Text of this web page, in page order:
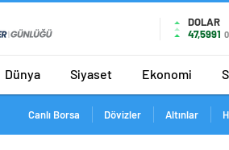
DOLAR
47,5991
Dünya Siyaset Ekonomi
Canlı Borsa Dövizler Altınlar